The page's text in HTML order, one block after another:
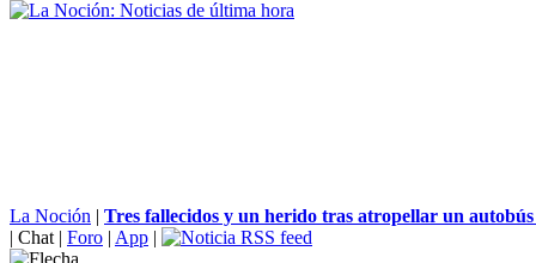
La Noción | Tres fallecidos y un herido tras atropellar un
| Chat | Foro | App |